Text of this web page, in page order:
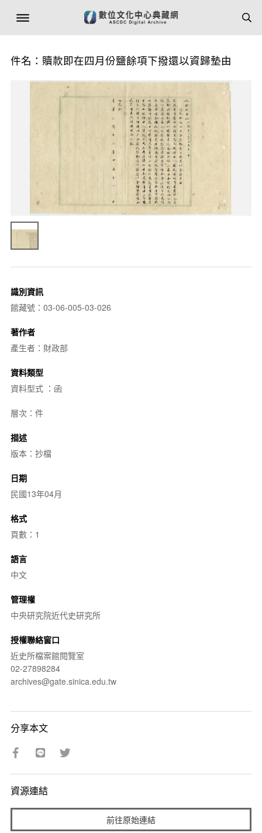
件名：贖款即在四月份鹽餘項下撥還以資歸墊由
識別資訊
館藏號：03-06-005-03-026
著作者
產生者：財政部
資料類型
資料型式 ：函
層次：件
描述
版本：抄檔
日期
民國13年04月
格式
頁數：1
語言
中文
管理權
中央研究院近代史研究所
授權聯絡窗口
近史所檔案館閱覽室
02-27898284
archives@gate.sinica.edu.tw
分享本文
資源連結
前往原始連結